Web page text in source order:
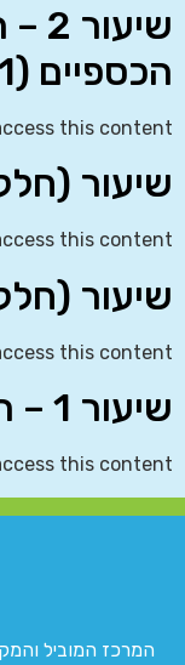
הכספיים (IAS 1)
this content
שיעור
this content
שיעור
this content
שיעור 1 – המסגרת המושגית
this content